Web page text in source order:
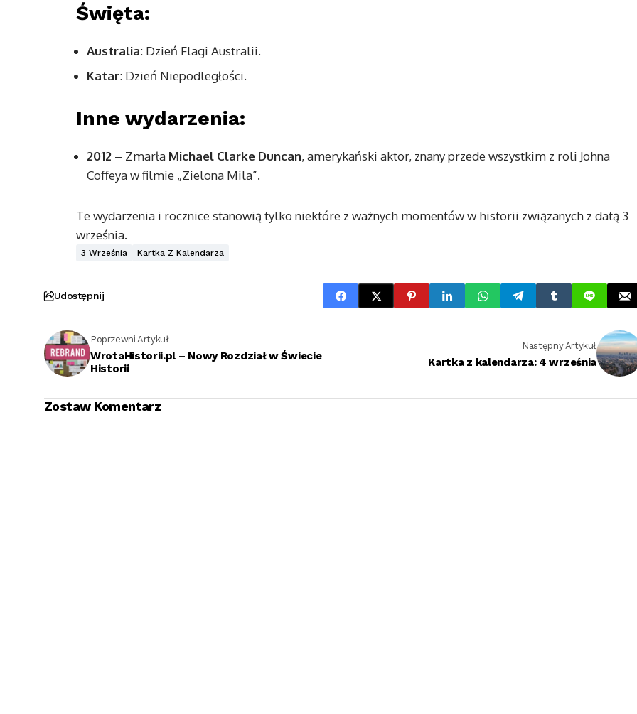
Święta:
Australia: Dzień Flagi Australii.
Katar: Dzień Niepodległości.
Inne wydarzenia:
2012 – Zmarła Michael Clarke Duncan, amerykański aktor, znany przede wszystkim z roli Johna
Coffeya w filmie „Zielona Mila”.
Te wydarzenia i rocznice stanowią tylko niektóre z ważnych momentów w historii związanych z datą 3
września.
3 Września Kartka Z Kalendarza
Udostępnij
Poprzewni Artykuł
WrotaHistorii.pl – Nowy Rozdział w Świecie
Historii
Następny Artykuł
Kartka z kalendarza: 4 września
Zostaw Komentarz